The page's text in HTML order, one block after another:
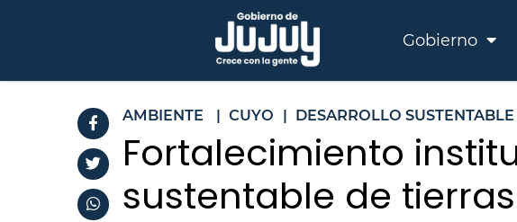
Gobierno
AMBIENTE | CUYO | DESARROLLO SUSTENTABLE
Fortalecimiento
sustentable de